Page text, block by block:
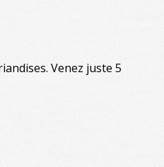
Venez juste 5